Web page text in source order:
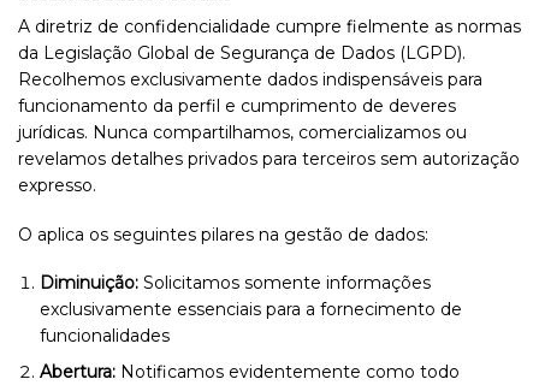
A diretriz de confidencialidade cumpre fielmente as normas
da Legislação Global de Segurança de Dados (LGPD).
Recolhemos exclusivamente dados indispensáveis para
funcionamento da perfil e cumprimento de deveres
jurídicas. Nunca compartilhamos, comercializamos ou
revelamos detalhes privados para terceiros sem autorização
expresso.
O aplica os seguintes pilares na gestão de dados:
Diminuição: Solicitamos somente informações
exclusivamente essenciais para a fornecimento de
funcionalidades
Abertura: Notificamos evidentemente como todo